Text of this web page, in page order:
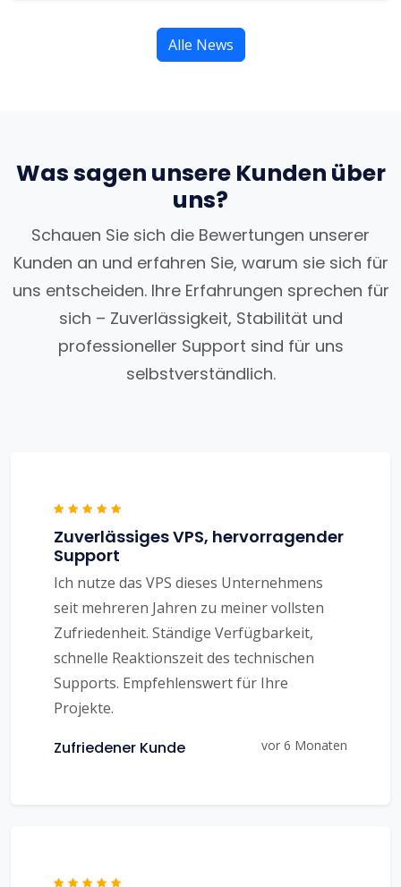
Alle News
Was sagen unsere Kunden über
uns?
Schauen Sie sich die Bewertungen unserer
Kunden an und erfahren Sie, warum sie sich für
uns entscheiden. Ihre Erfahrungen sprechen für
sich – Zuverlässigkeit, Stabilität und
professioneller Support sind für uns
selbstverständlich.
Zuverlässiges VPS, hervorragender
Support
Ich nutze das VPS dieses Unternehmens
seit mehreren Jahren zu meiner vollsten
Zufriedenheit. Ständige Verfügbarkeit,
schnelle Reaktionszeit des technischen
Supports. Empfehlenswert für Ihre
Projekte.
Zufriedener Kunde vor 6 Monaten